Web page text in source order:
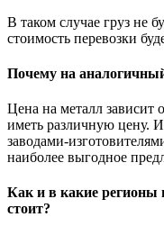
В таком случае груз не
стоимость перевозки
Почему на
Цена на металл зависит
иметь различную цену.
заводами-
наиболее выгодное
Как и в какие регионы
стоит?